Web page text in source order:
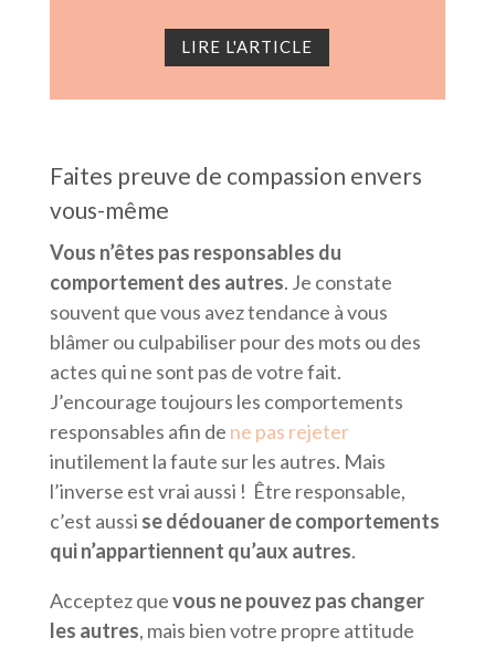
LIRE L'ARTICLE
Faites preuve de compassion envers
vous-même
Vous n’êtes pas responsables du
comportement des autres. Je constate
souvent que vous avez tendance à vous
blâmer ou culpabiliser pour des mots ou des
actes qui ne sont pas de votre fait.
J’encourage toujours les comportements
responsables afin de ne pas rejeter
inutilement la faute sur les autres. Mais
l’inverse est vrai aussi ! Être responsable,
c’est aussi se dédouaner de comportements
qui n’appartiennent qu’aux autres.
Acceptez quevous ne pouvez pas changer
les autres, mais bien votre propre attitude